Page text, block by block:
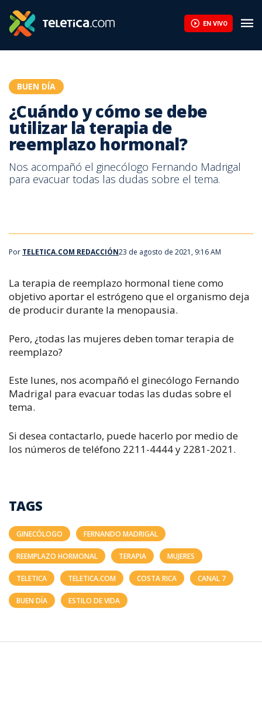
EN VIVO
BUEN DÍA
¿Cuándo y cómo se debe
utilizar la terapia de
reemplazo hormonal?
Nos acompañó el ginecólogo Fernando Madrigal
para evacuar todas las dudas sobre el tema.
Por TELETICA.COM REDACCIÓN23 de agosto de 2021, 9:16 AM
La terapia de reemplazo hormonal tiene como
objetivo aportar el estrógeno que el organismo deja
de producir durante la menopausia.
Pero, ¿todas las mujeres deben tomar terapia de
reemplazo?
Este lunes, nos acompañó el ginecólogo Fernando
Madrigal para evacuar todas las dudas sobre el
tema.
Si desea contactarlo, puede hacerlo por medio de
los números de teléfono 2211-4444 y 2281-2021.
TAGS
GINECÓLOGO FERNANDO MADRIGAL
REEMPLAZO HORMONAL TERAPIA MUJERES
TELETICA TELETICA.COM COSTA RICA CANAL 7
BUEN DÍA ESTILO DE VIDA